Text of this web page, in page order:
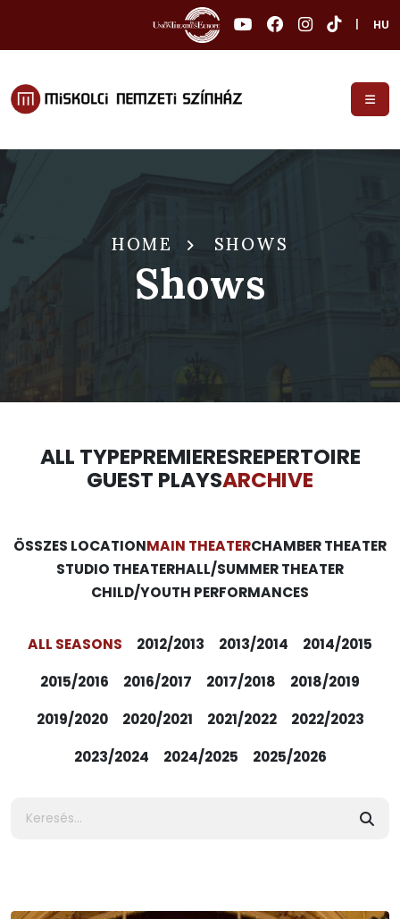
HU
HOME SHOWS
Shows
ALL TYPEPREMIERESREPERTOIRE
GUEST PLAYSARCHIVE
ÖSSZES LOCATIONMAIN THEATERCHAMBER THEATER
STUDIO THEATERHALL/SUMMER THEATER
CHILD/YOUTH PERFORMANCES
ALL SEASONS 2012/2013 2013/2014
2014/2015
2015/2016
2016/2017 2017/2018
2018/2019
2019/2020
2020/2021 2021/2022
2022/2023
2023/2024
2024/2025 2025/2026